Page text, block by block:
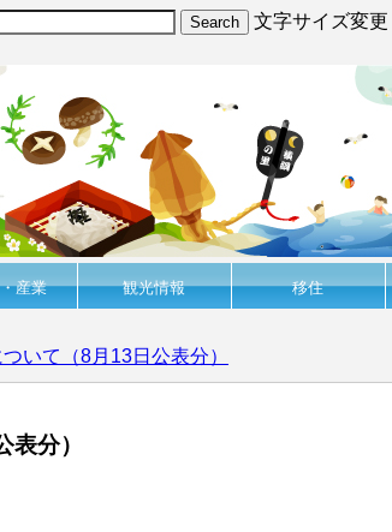
文字サイズ変更
産業 観光情報 移住
いて（8月13日公表分）
分）